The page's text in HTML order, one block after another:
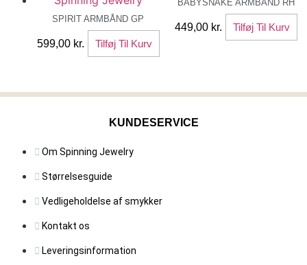
SPIRIT ARMBÅND GP
599,00 kr. Tilføj Til Kurv
BABYSNAKE ARMBÅND RH
449,00 kr. Tilføj Til Kurv
KUNDESERVICE
Om Spinning Jewelry
Størrelsesguide
Vedligeholdelse af smykker
Kontakt os
Leveringsinformation